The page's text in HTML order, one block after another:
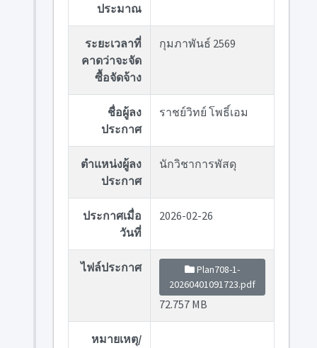
ประมาณ
ระยะเวลาที่
คาดว่าจะจัด
ซื้อจัดจ้าง
กุมภาพันธ์ 2569
ชื่อผู้ลง
ประกาศ
ราชย์วิทย์ โพธิ์เอม
ตำแหน่งผู้ลง
ประกาศ
นักวิชาการพัสดุ
ประกาศเมื่อ
วันที่
2026-02-26
ไฟล์ประกาศ
Plan708-1-
20260401091723.pdf
72.757 MB
หมายเหตุ/